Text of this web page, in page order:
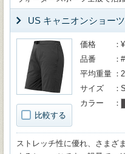
US キャニオンショー
比較する
価格
品番
平均重量
サイズ
カラー
ストレッチ性に優れ、さまざ